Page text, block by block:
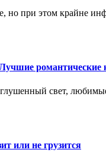
но при этом крайне
романтические
свет,
или не грузится